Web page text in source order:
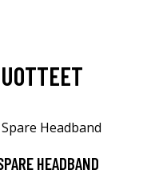
HEADBAND